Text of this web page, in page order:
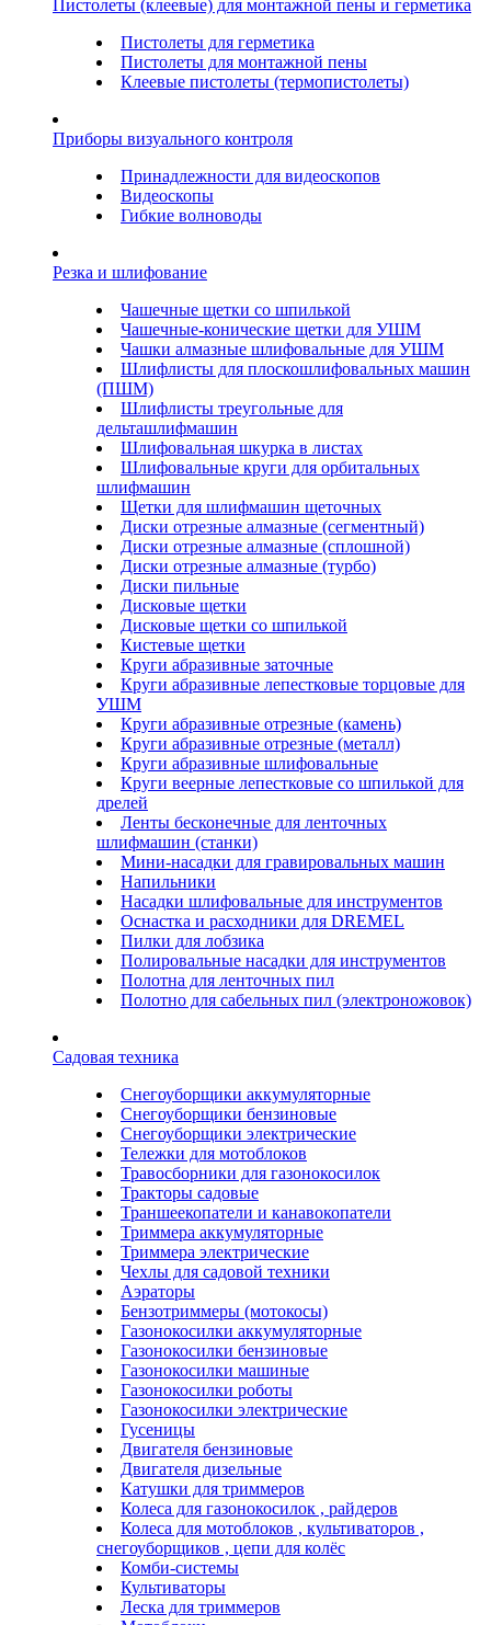
Пистолеты (клеевые) для монтажной пены и герметика
Пистолеты для герметика
Пистолеты для монтажной пены
Клеевые пистолеты (термопистолеты)
Приборы визуального контроля
Принадлежности для видеоскопов
Видеоскопы
Гибкие волноводы
Резка и шлифование
Чашечные щетки со шпилькой
Чашечные-конические щетки для УШМ
Чашки алмазные шлифовальные для УШМ
Шлифлисты для плоскошлифовальных машин
(ПШМ)
Шлифлисты треугольные для
дельташлифмашин
Шлифовальная шкурка в листах
Шлифовальные круги для орбитальных
шлифмашин
Щетки для шлифмашин щеточных
Диски отрезные алмазные (сегментный)
Диски отрезные алмазные (сплошной)
Диски отрезные алмазные (турбо)
Диски пильные
Дисковые щетки
Дисковые щетки со шпилькой
Кистевые щетки
Круги абразивные заточные
Круги абразивные лепестковые торцовые для
УШМ
Круги абразивные отрезные (камень)
Круги абразивные отрезные (металл)
Круги абразивные шлифовальные
Круги веерные лепестковые со шпилькой для
дрелей
Ленты бесконечные для ленточных
шлифмашин (станки)
Мини-насадки для гравировальных машин
Напильники
Насадки шлифовальные для инструментов
Оснастка и расходники для DREMEL
Пилки для лобзика
Полировальные насадки для инструментов
Полотна для ленточных пил
Полотно для сабельных пил (электроножовок)
Садовая техника
Снегоуборщики аккумуляторные
Снегоуборщики бензиновые
Снегоуборщики электрические
Тележки для мотоблоков
Травосборники для газонокосилок
Тракторы садовые
Траншеекопатели и канавокопатели
Триммера аккумуляторные
Триммера электрические
Чехлы для садовой техники
Аэраторы
Бензотриммеры (мотокосы)
Газонокосилки аккумуляторные
Газонокосилки бензиновые
Газонокосилки машиные
Газонокосилки роботы
Газонокосилки электрические
Гусеницы
Двигателя бензиновые
Двигателя дизельные
Катушки для триммеров
Колеса для газонокосилок , райдеров
Колеса для мотоблоков , культиваторов ,
снегоуборщиков , цепи для колёс
Комби-системы
Культиваторы
Леска для триммеров